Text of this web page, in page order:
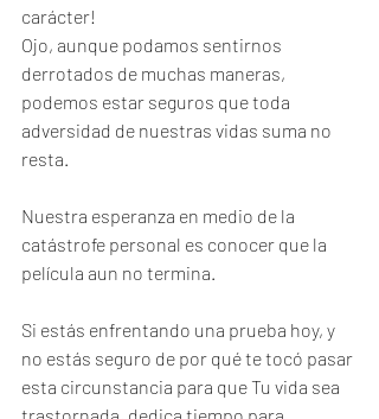
carácter!
Ojo, aunque podamos sentirnos
derrotados de muchas maneras,
podemos estar seguros que toda
adversidad de nuestras vidas suma no
resta.
Nuestra esperanza en medio de la
catástrofe personal es conocer que la
película aun no termina.
Si estás enfrentando una prueba hoy, y
no estás seguro de por qué te tocó pasar
esta circunstancia para que Tu vida sea